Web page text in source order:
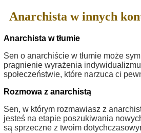
Anarchista w innych
Anarchista w tłumie
Sen o anarchiście w tłumie może
pragnienie wyrażenia
społeczeństwie, które narzuca ci
Rozmowa z anarchistą
Sen, w którym rozmawiasz z
jesteś na etapie poszukiwania
są sprzeczne z twoim